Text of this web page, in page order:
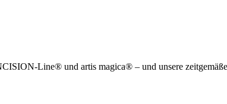
Line® und artis magica® – und unsere